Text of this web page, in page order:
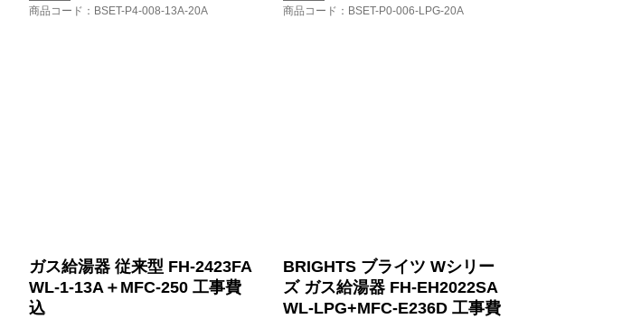
商品コード ：BSET-P4-008-13A-20A
ガス給湯器 従来型 FH-2423FA
WL-1-13A＋MFC-250 工事費
込
商品コード ：BSET-P0-006-LPG-20A
BRIGHTS ブライツ Wシリー
ズ ガス給湯器 FH-EH2022SA
WL-LPG+MFC-E236D 工事費